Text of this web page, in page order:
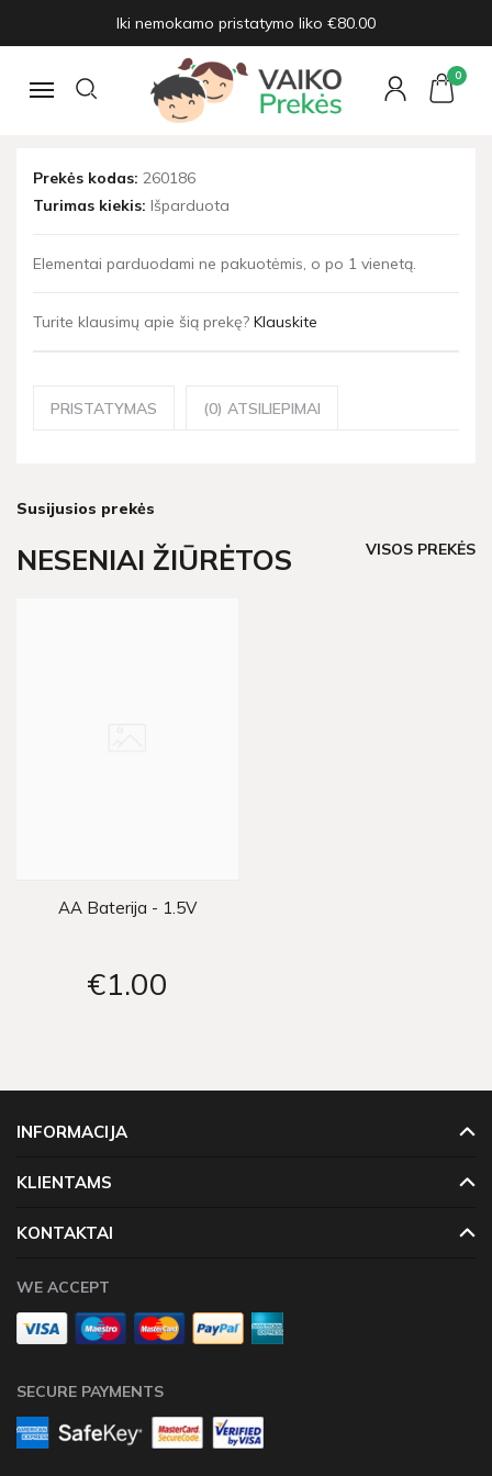
Iki nemokamo pristatymo liko €80.00
Navigacija
0
Žaislai ir prekės vaikams
Pigūs žaislai
AA Baterija - 1.5V
AA BATERIJA - 1.5V
Prekės kodas: 260186
Turimas kiekis: Išparduota
Elementai parduodami ne pakuotėmis, o po 1 vienetą.
Turite klausimų apie šią prekę? Klauskite
PRISTATYMAS (0) ATSILIEPIMAI
Susijusios prekės
NESENIAI ŽIŪRĖTOS VISOS PREKĖS
AA Baterija - 1.5V
€1 00
INFORMACIJA
KLIENTAMS
KONTAKTAI
WE ACCEPT
SECURE PAYMENTS